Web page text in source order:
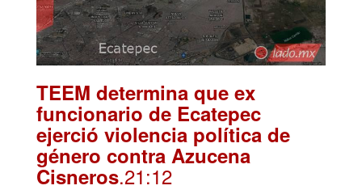
TEEM determina que ex
funcionario de Ecatepec
ejerció violencia política de
género contra Azucena
Cisneros.21:12